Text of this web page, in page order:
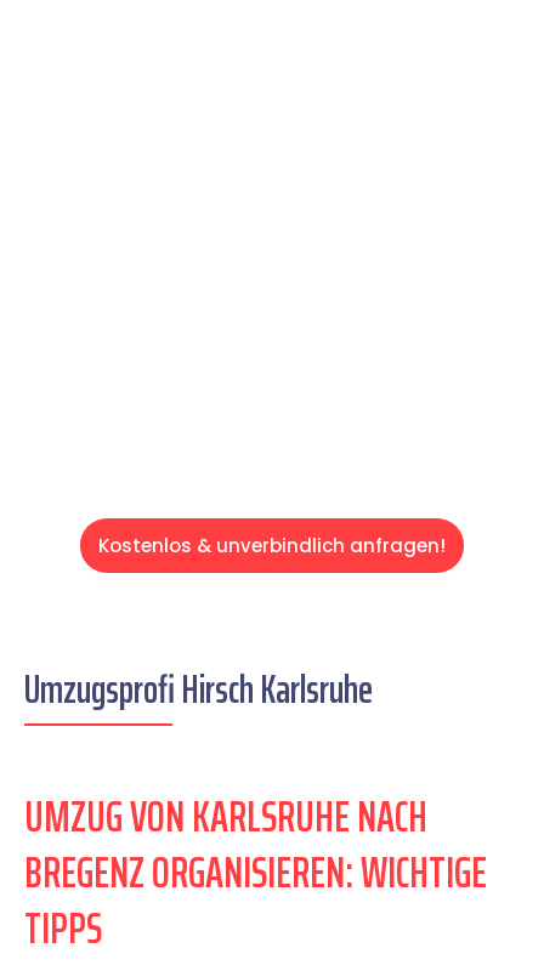
Kostenlos & unverbindlich anfragen!
Umzugsprofi Hirsch Karlsruhe
UMZUG VON KARLSRUHE NACH
BREGENZ ORGANISIEREN: WICHTIGE
TIPPS